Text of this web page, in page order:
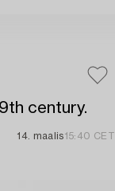
century.
14. maalis15:40 CET